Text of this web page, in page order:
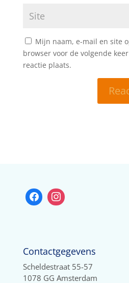
Mijn naam, e-mail en site
browser voor de volgende
reactie plaats.
Contactgegevens
Scheldestraat 55-57
1078 GG Amsterdam